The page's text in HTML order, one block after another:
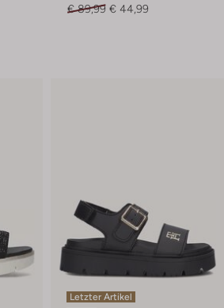
€ 89,99 € 44,99
Letzter Artikel